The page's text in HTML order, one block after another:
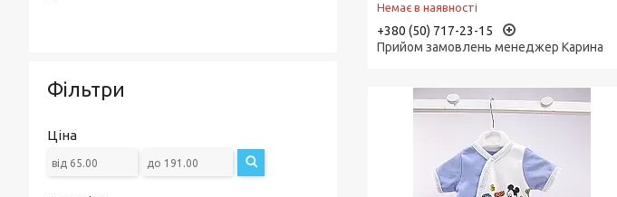
Немає в наявності
+380 (50) 717-23-15
Прийом замовлень менеджер Карина
Фільтри
Ціна